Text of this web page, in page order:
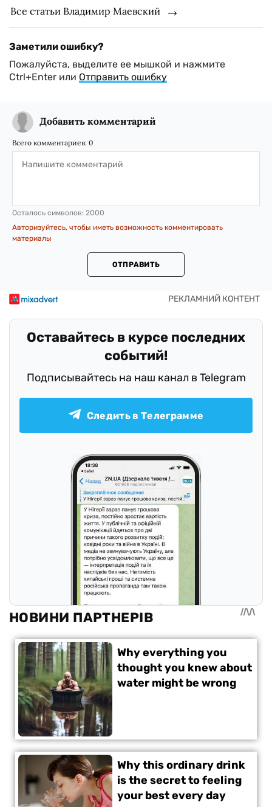
Все статьи Владимир Маевский
Заметили ошибку?
Пожалуйста, выделите ее мышкой и нажмите
Ctrl+Enter или Отправить ошибку
Добавить комментарий
Всего комментариев: 0
Осталось символов: 2000
Авторизуйтесь, чтобы иметь возможность комментировать
материалы
ОТПРАВИТЬ
Оставайтесь в курсе последних
событий!
Подписывайтесь на наш канал в Telegram
Следить в Телеграмме